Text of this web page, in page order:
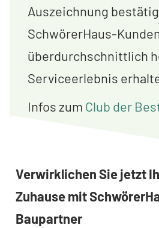
Auszeichnung
SchwörerHaus-
überdurchschnittlich
Serviceerlebnis
Infos zum Club der
Verwirklichen Sie jetzt
Zuhause mit
Baupartner